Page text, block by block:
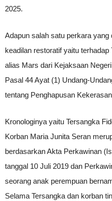
2025.
Adapun salah satu perkara
keadilan restoratif yaitu
alias Mars dari Kejaksaan
Pasal 44 Ayat (1) Undang-
tentang Penghapusan
Kronologinya yaitu Tersangka
Korban Maria Junita Seran
berdasarkan Akta Perkawinan
tanggal 10 Juli 2019 dan
seorang anak perempuan
Selama Tersangka dan korban